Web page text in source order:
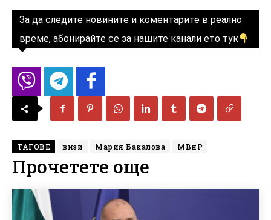
За да следите новините и коментарите в реално
време, абонирайте се за нашите канали ето тук
ТАГОВЕ визи Мария Бакалова МВнР
Прочетете още